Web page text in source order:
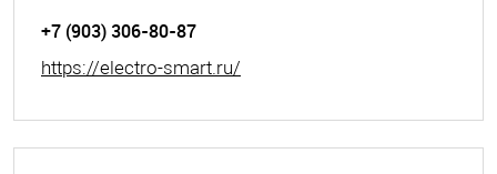
+7 (903) 306-80-87
https://electro-smart.ru/